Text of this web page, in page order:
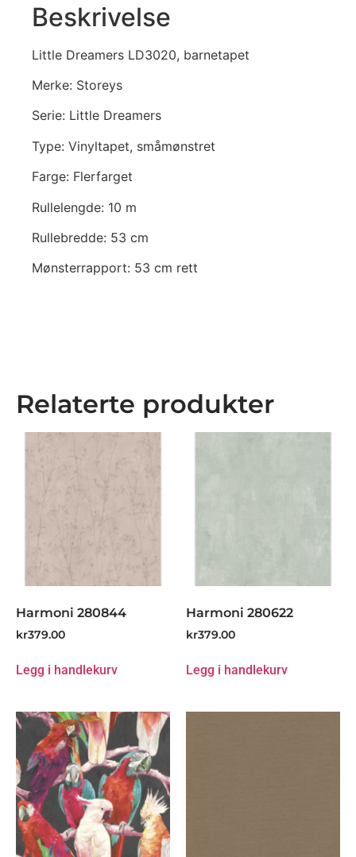
Beskrivelse
Little Dreamers LD3020, barnetapet
Merke: Storeys
Serie: Little Dreamers
Type: Vinyltapet, småmønstret
Farge: Flerfarget
Rullelengde: 10 m
Rullebredde: 53 cm
Mønsterrapport: 53 cm rett
Relaterte produkter
Harmoni 280844
kr379.00
Legg i handlekurv
Harmoni 280622
kr379.00
Legg i handlekurv